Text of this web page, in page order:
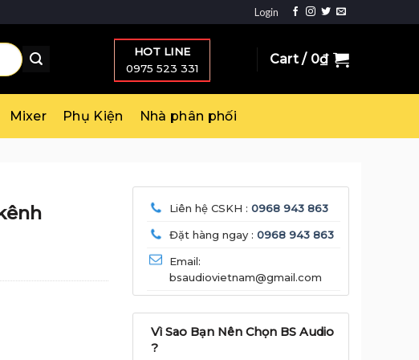
Login
HOT LINE
0975 523 331
Cart / 0₫
Mixer Phụ Kiện Nhà phân phối
Liên hệ CSKH : 0968 943 863
Đặt hàng ngay : 0968 943 863
Email:
bsaudiovietnam@gmail.com
Vì Sao Bạn Nên Chọn BS Audio
?